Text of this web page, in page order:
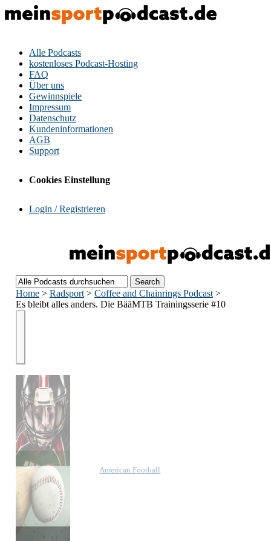
Alle Podcasts
kostenloses Podcast-Hosting
FAQ
Über uns
Gewinnspiele
Impressum
Datenschutz
Kundeninformationen
AGB
Support
Cookies Einstellung
Login / Registrieren
Home > Radsport > Coffee and Chainrings Podcast >
Es bleibt alles anders. Die BääMTB Trainingsserie #10
American Football